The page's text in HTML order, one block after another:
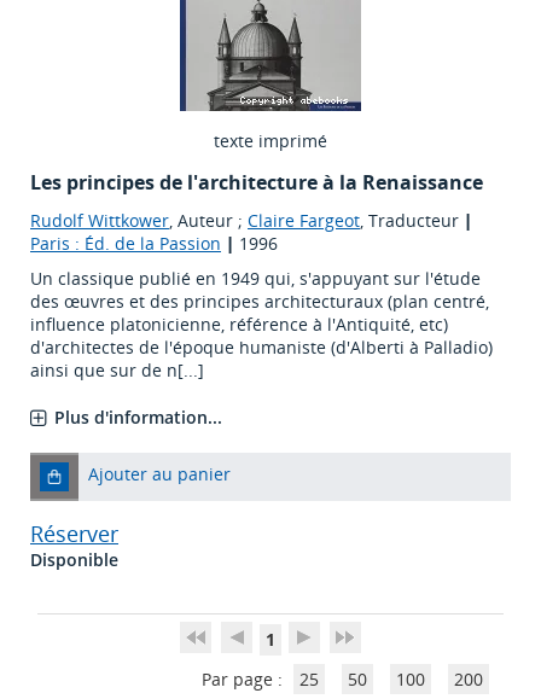
texte imprimé
Les principes de l'architecture à la Renaissance
Rudolf Wittkower, Auteur ; Claire Fargeot, Traducteur |
Paris : Éd. de la Passion | 1996
Un classique publié en 1949 qui, s'appuyant sur l'étude
des œuvres et des principes architecturaux (plan centré,
influence platonicienne, référence à l'Antiquité, etc)
d'architectes de l'époque humaniste (d'Alberti à Palladio)
ainsi que sur de n[...]
Plus d'information...
Ajouter au panier
Réserver
Disponible
1
Par page :
25 50 100 200